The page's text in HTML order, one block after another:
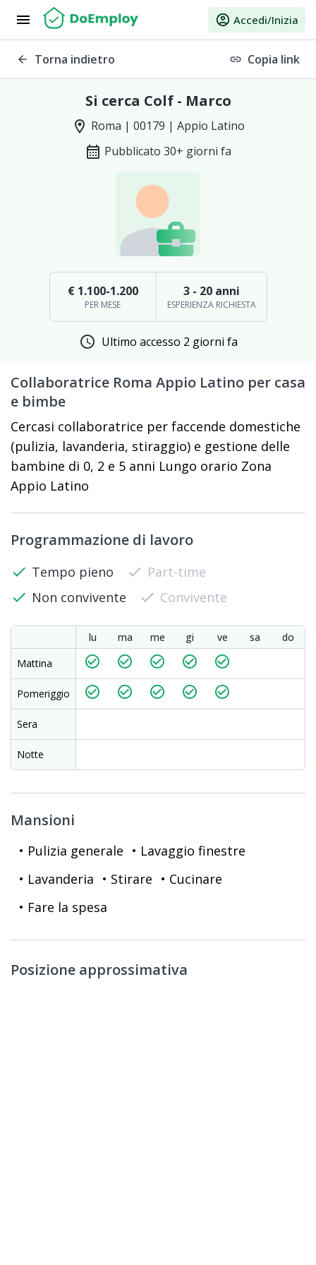
menu account_circle Accedi/Inizia
arrow_back Torna indietro link Copia link
Si cerca Colf - Marco
location_on Roma | 00179 | Appio Latino
calendar_month Pubblicato 30+ giorni fa
€ 1.100-1.200
PER MESE
3 - 20 anni
ESPERIENZA RICHIESTA
schedule Ultimo accesso 2 giorni fa
Collaboratrice Roma Appio Latino per casa
e bimbe
Cercasi collaboratrice per faccende domestiche
(pulizia, lavanderia, stiraggio) e gestione delle
bambine di 0, 2 e 5 anni Lungo orario Zona
Appio Latino
Programmazione di lavoro
check Tempo pieno check Part-time
check Non convivente check Convivente
lu ma me gi ve sa
do
Mattina
check_circle_outline check_circle_outline check_circle_outline check_circle_outline check_circle_outline
Pomeriggio check_circle_outline check_circle_outline check_circle_outline check_circle_outline check_circle_outline
Sera
Notte
Mansioni
• Pulizia generale • Lavaggio finestre
• Lavanderia • Stirare • Cucinare
• Fare la spesa
Posizione approssimativa